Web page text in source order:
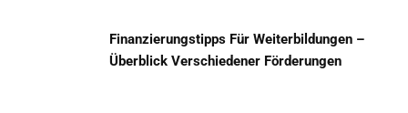
Finanzierungstipps Für Weiterbildungen –
Überblick Verschiedener Förderungen